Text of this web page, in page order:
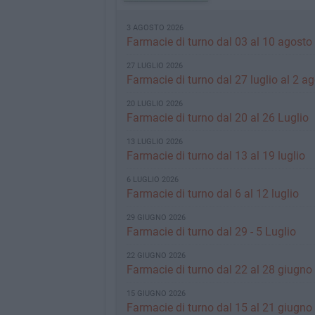
3 AGOSTO 2026
Farmacie di turno dal 03 al 10 agosto
27 LUGLIO 2026
Farmacie di turno dal 27 luglio al 2
20 LUGLIO 2026
Farmacie di turno dal 20 al 26 Luglio
13 LUGLIO 2026
Farmacie di turno dal 13 al 19 luglio
6 LUGLIO 2026
Farmacie di turno dal 6 al 12 luglio
29 GIUGNO 2026
Farmacie di turno dal 29 - 5 Luglio
22 GIUGNO 2026
Farmacie di turno dal 22 al 28 giugno
15 GIUGNO 2026
Farmacie di turno dal 15 al 21 giugno